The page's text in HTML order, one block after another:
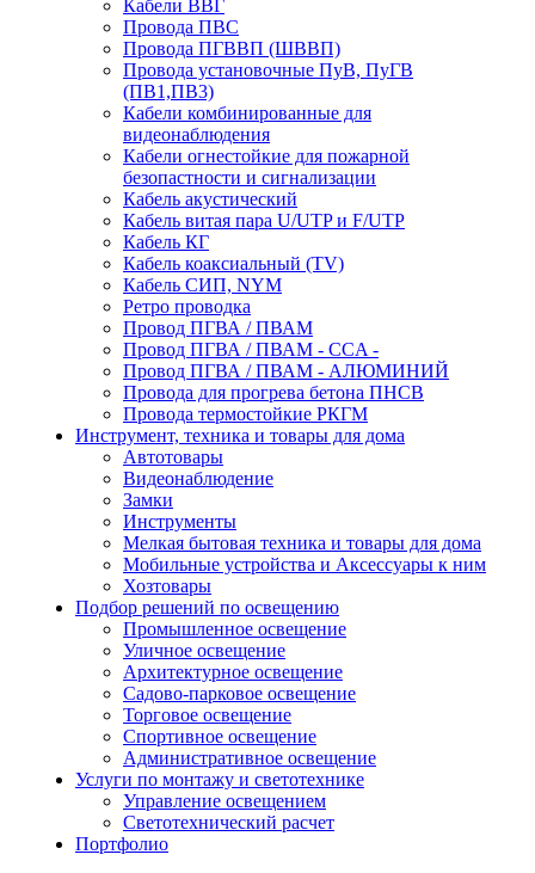
Кабели ВВГ
Провода ПВС
Провода ПГВВП (ШВВП)
Провода установочные ПуВ, ПуГВ
(ПВ1,ПВ3)
Кабели комбинированные для
видеонаблюдения
Кабели огнестойкие для пожарной
безопастности и сигнализации
Кабель акустический
Кабель витая пара U/UTP и F/UTP
Кабель КГ
Кабель коаксиальный (TV)
Кабель СИП, NYM
Ретро проводка
Провод ПГВА / ПВАМ
Провод ПГВА / ПВАМ - CCA -
Провод ПГВА / ПВАМ - АЛЮМИНИЙ
Провода для прогрева бетона ПНСВ
Провода термостойкие РКГМ
Инструмент, техника и товары для дома
Автотовары
Видеонаблюдение
Замки
Инструменты
Мелкая бытовая техника и товары для дома
Мобильные устройства и Аксессуары к ним
Хозтовары
Подбор решений по освещению
Промышленное освещение
Уличное освещение
Архитектурное освещение
Садово-парковое освещение
Торговое освещение
Спортивное освещение
Административное освещение
Услуги по монтажу и светотехнике
Управление освещением
Светотехнический расчет
Портфолио